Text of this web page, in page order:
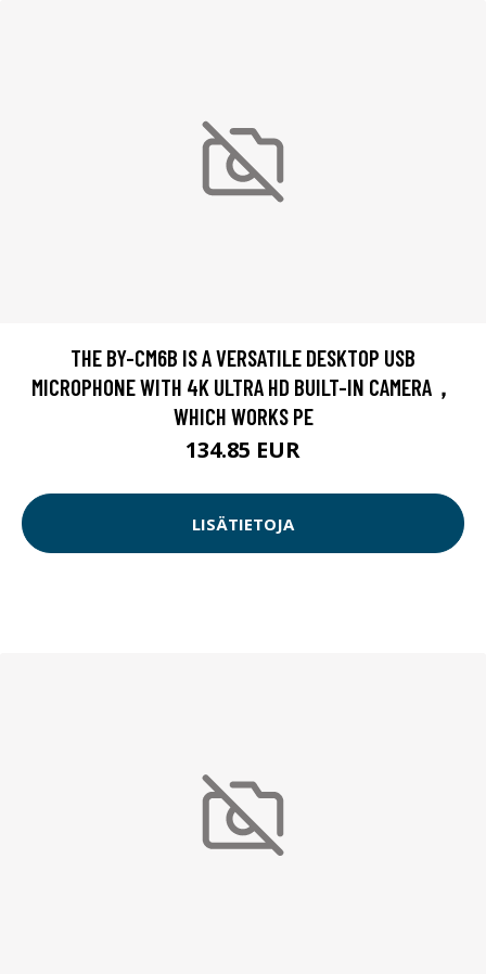
THE BY-CM6B IS A VERSATILE DESKTOP USB
MICROPHONE WITH 4K ULTRA HD BUILT-IN CAMERA，
WHICH WORKS PE
134.85 EUR
LISÄTIETOJA